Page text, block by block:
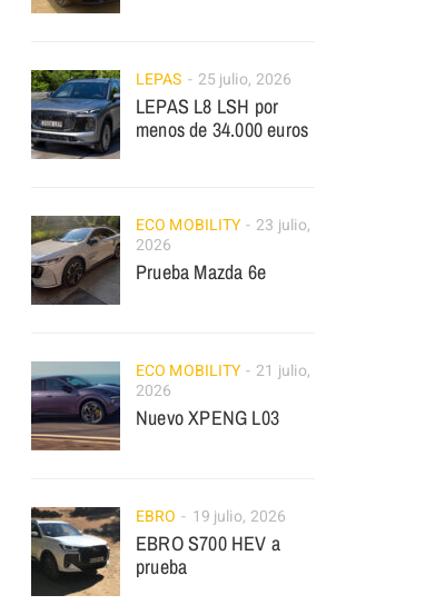
LEPAS 25 julio, 2026
LEPAS L8 LSH por
menos de 34.000 euros
ECO MOBILITY
23 julio,
2026
Prueba Mazda 6e
ECO MOBILITY
21 julio,
2026
Nuevo XPENG L03
EBRO 19 julio, 2026
EBRO S700 HEV a
prueba